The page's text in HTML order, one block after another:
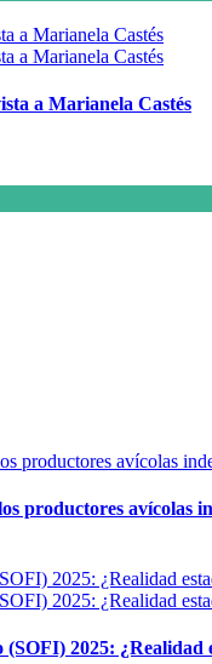
a Marianela Castés
productores avícolas
2025: ¿Realidad